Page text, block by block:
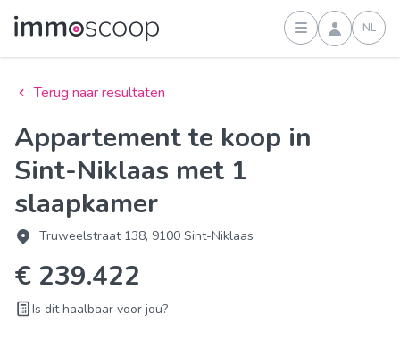
Inloggen
NL
Terug naar resultaten
Appartement te koop in
Sint-Niklaas met 1
slaapkamer
Truweelstraat 138, 9100 Sint-Niklaas
€ 239.422
Is dit haalbaar voor jou?